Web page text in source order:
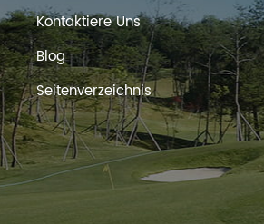
Kontaktiere Uns
Blog
Seitenverzeichnis